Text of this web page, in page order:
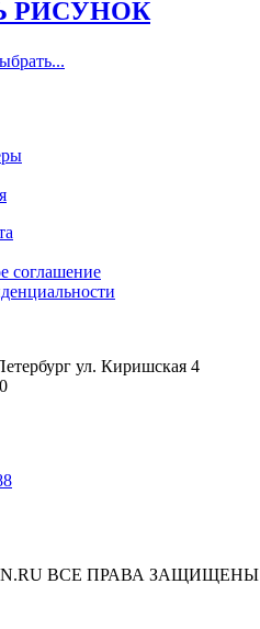
РИСУНОК
соглашение
195299 г.Санкт-Петербург ул. Киришская 4
ВСЕ ПРАВА ЗАЩИЩЕНЫ